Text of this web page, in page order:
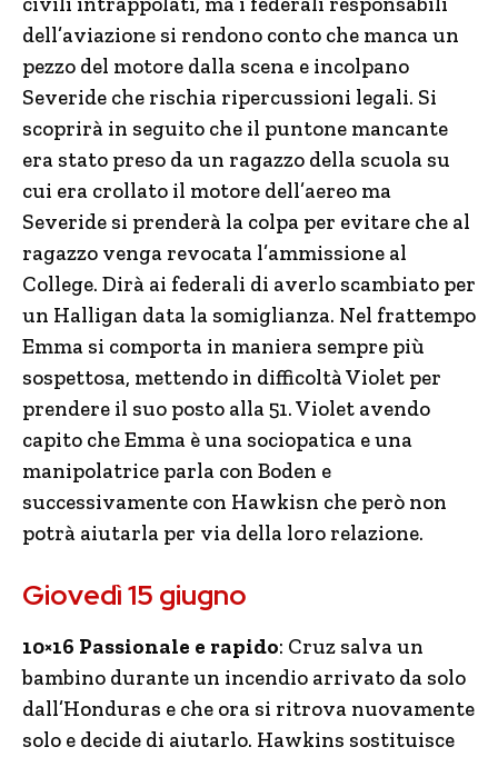
dell’aviazione si rendono conto che manca un
pezzo del motore dalla scena e incolpano
Severide che rischia ripercussioni legali. Si
scoprirà in seguito che il puntone mancante
era stato preso da un ragazzo della scuola su
cui era crollato il motore dell’aereo ma
Severide si prenderà la colpa per evitare che al
ragazzo venga revocata l’ammissione al
College. Dirà ai federali di averlo scambiato per
un Halligan data la somiglianza. Nel frattempo
Emma si comporta in maniera sempre più
sospettosa, mettendo in difficoltà Violet per
prendere il suo posto alla 51. Violet avendo
capito che Emma è una sociopatica e una
manipolatrice parla con Boden e
successivamente con Hawkisn che però non
potrà aiutarla per via della loro relazione.
Giovedì 15 giugno
10×16 Passionale e rapido: Cruz salva un
bambino durante un incendio arrivato da solo
dall’Honduras e che ora si ritrova nuovamente
solo e decide di aiutarlo. Hawkins sostituisce